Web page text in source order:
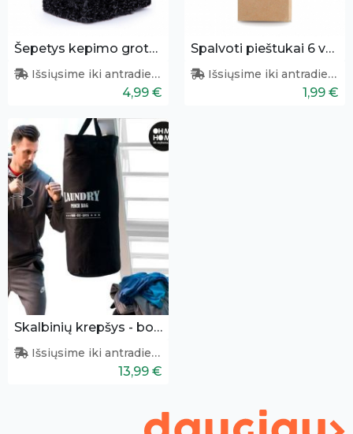
Šepetys kepimo grotelėms
Išsiųsime iki antradienio
4,99 €
Spalvoti pieštukai 6 vnt.
Išsiųsime iki antradienio
1,99 €
Skalbinių krepšys - bokso kriaušė
Išsiųsime iki antradienio
13,99 €